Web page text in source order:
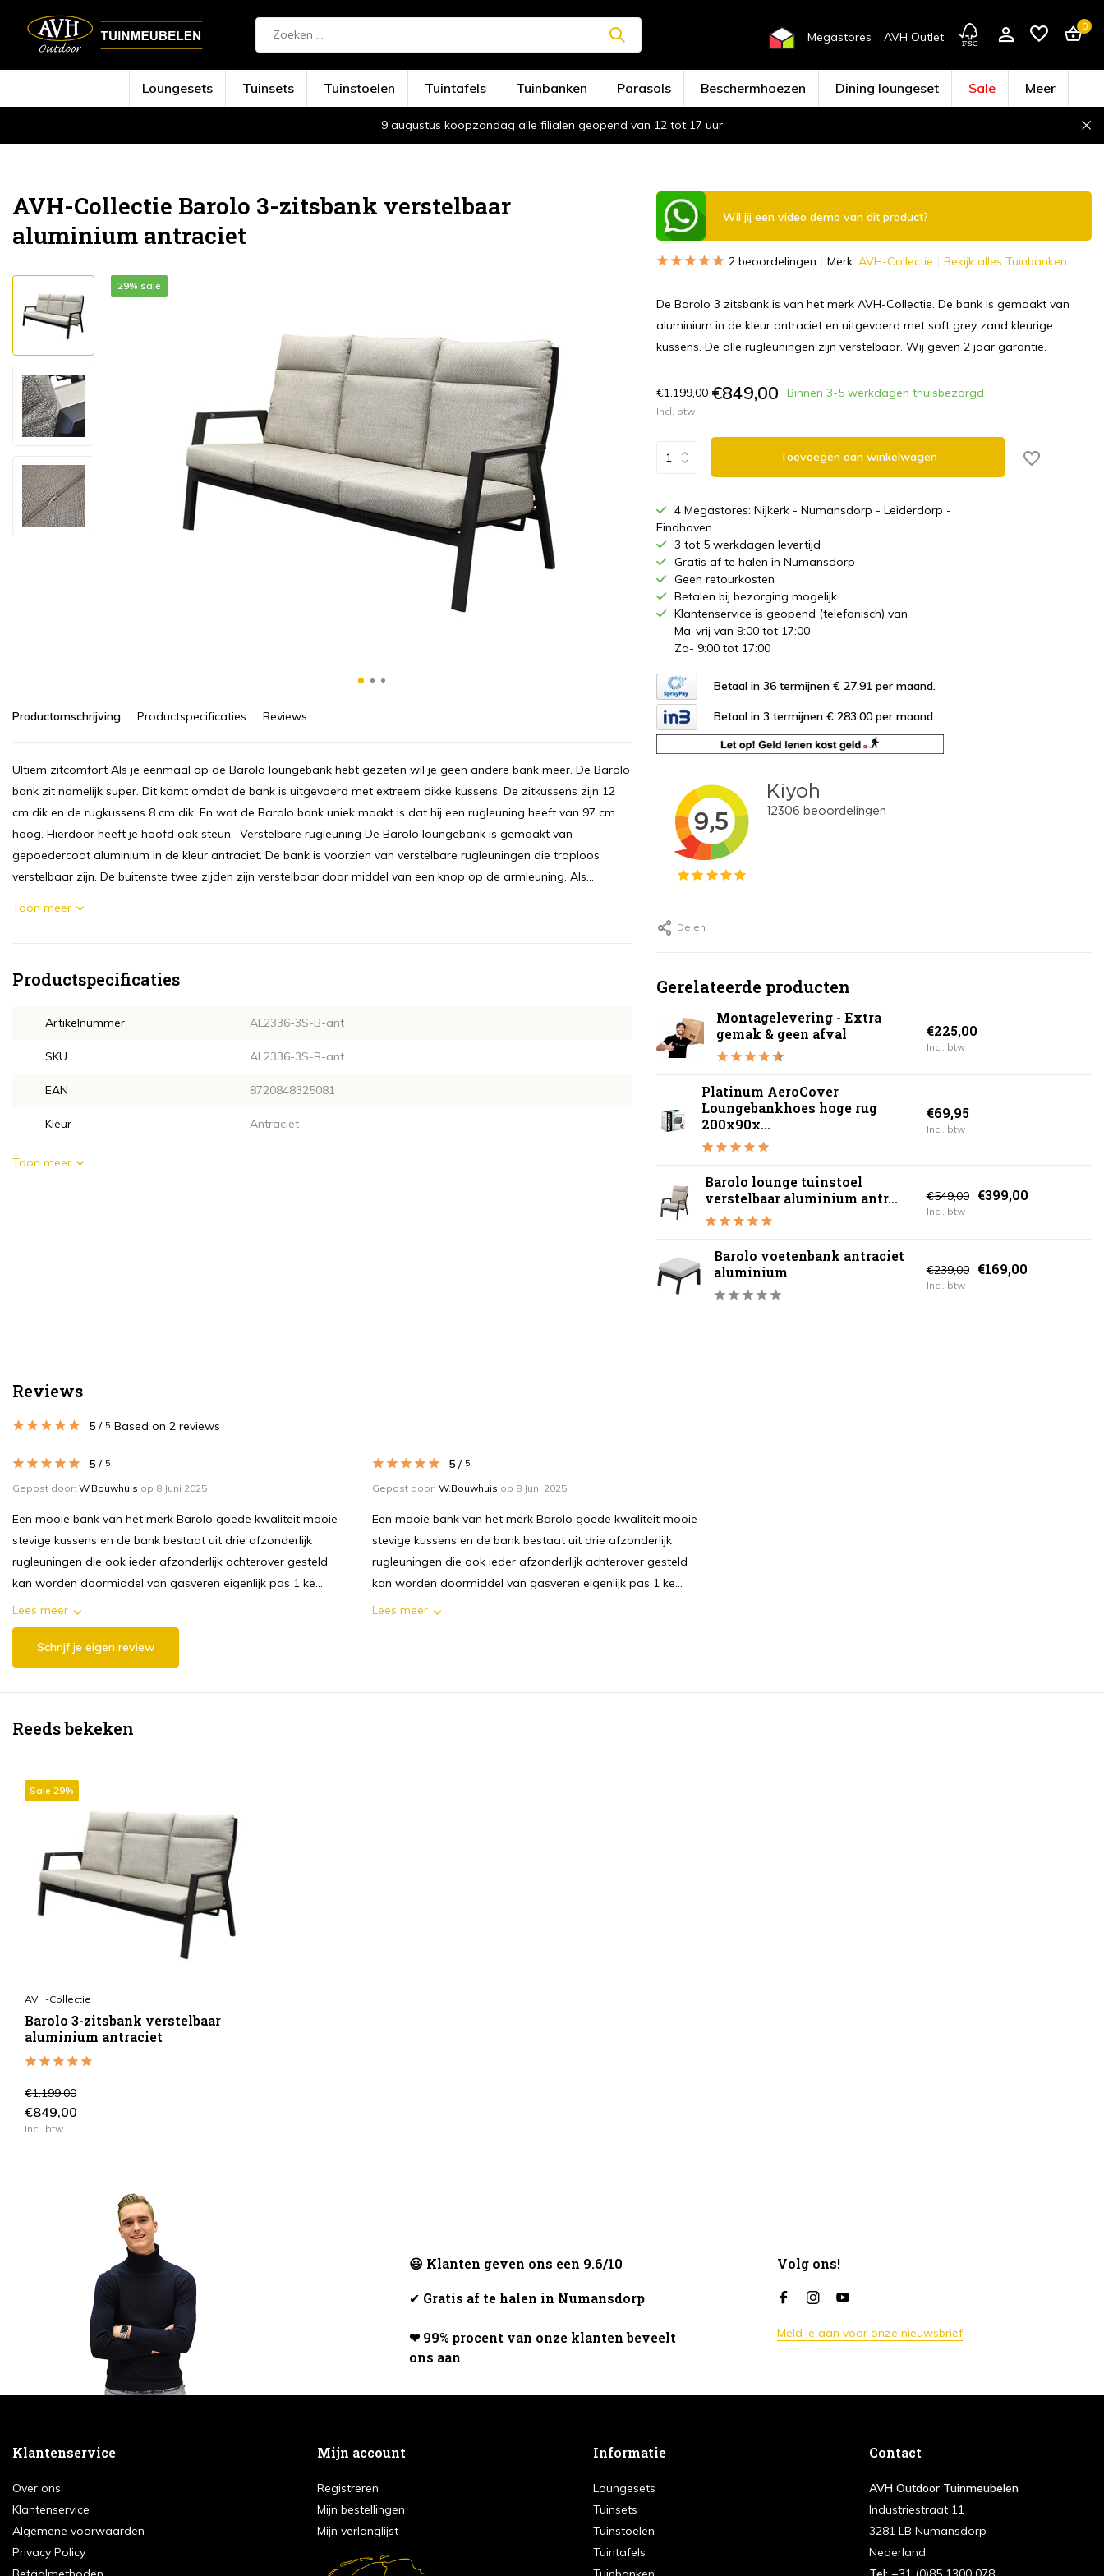
Megastores AVH Outlet
0
Loungesets Tuinsets Tuinstoelen Tuintafels Tuinbanken Parasols Beschermhoezen Dining loungeset Sale Meer
9 augustus koopzondag alle filialen geopend van 12 tot 17 uur
AVH-Collectie Barolo 3-zitsbank verstelbaar
aluminium antraciet
29% sale
Productomschrijving Productspecificaties Reviews
Ultiem zitcomfort Als je eenmaal op de Barolo loungebank hebt gezeten wil je geen andere bank meer. De Barolo
bank zit namelijk super. Dit komt omdat de bank is uitgevoerd met extreem dikke kussens. De zitkussens zijn 12
cm dik en de rugkussens 8 cm dik. En wat de Barolo bank uniek maakt is dat hij een rugleuning heeft van 97 cm
hoog. Hierdoor heeft je hoofd ook steun. Verstelbare rugleuning De Barolo loungebank is gemaakt van
gepoedercoat aluminium in de kleur antraciet. De bank is voorzien van verstelbare rugleuningen die traploos
verstelbaar zijn. De buitenste twee zijden zijn verstelbaar door middel van een knop op de armleuning. Als...
Toon meer
Productspecificaties
Artikelnummer AL2336-3S-B-ant
SKU AL2336-3S-B-ant
EAN 8720848325081
Kleur Antraciet
Toon meer
Wil jij een video demo van dit product?
2 beoordelingen Merk: AVH-Collectie Bekijk alles Tuinbanken
De Barolo 3 zitsbank is van het merk AVH-Collectie. De bank is gemaakt van
aluminium in de kleur antraciet en uitgevoerd met soft grey zand kleurige
kussens. De alle rugleuningen zijn verstelbaar. Wij geven 2 jaar garantie.
€1.199,00 €849,00 Binnen 3-5 werkdagen thuisbezorgd
Incl. btw
Toevoegen aan winkelwagen
4 Megastores: Nijkerk - Numansdorp - Leiderdorp -
Eindhoven
3 tot 5 werkdagen levertijd
Gratis af te halen in Numansdorp
Geen retourkosten
Betalen bij bezorging mogelijk
Klantenservice is geopend (telefonisch) van
Ma-vrij van 9:00 tot 17:00
Za- 9:00 tot 17:00
Betaal in 36 termijnen € 27,91 per maand.
Betaal in 3 termijnen € 283,00 per maand.
Delen
Gerelateerde producten
Montagelevering - Extra
gemak & geen afval
€225,00
Incl. btw
Platinum AeroCover
Loungebankhoes hoge rug
200x90x...
€69,95
Incl. btw
Barolo lounge tuinstoel
verstelbaar aluminium antr...
€549,00 €399,00
Incl. btw
Barolo voetenbank antraciet
aluminium
€239,00 €169,00
Incl. btw
Reviews
5 / 5 Based on 2 reviews
5 / 5
Gepost door: W.Bouwhuis op 8 Juni 2025
Een mooie bank van het merk Barolo goede kwaliteit mooie
stevige kussens en de bank bestaat uit drie afzonderlijk
rugleuningen die ook ieder afzonderlijk achterover gesteld
kan worden doormiddel van gasveren eigenlijk pas 1 ke...
Lees meer
5 / 5
Gepost door: W.Bouwhuis op 8 Juni 2025
Een mooie bank van het merk Barolo goede kwaliteit mooie
stevige kussens en de bank bestaat uit drie afzonderlijk
rugleuningen die ook ieder afzonderlijk achterover gesteld
kan worden doormiddel van gasveren eigenlijk pas 1 ke...
Lees meer
Schrijf je eigen review
Reeds bekeken
Sale 29%
AVH-Collectie
Barolo 3-zitsbank verstelbaar
aluminium antraciet
€1.199,00
€849,00
Incl. btw
😃 Klanten geven ons een 9.6/10
✔ Gratis af te halen in Numansdorp
❤ 99% procent van onze klanten beveelt
ons aan
Volg ons!
Meld je aan voor onze nieuwsbrief
Klantenservice
Over ons
Klantenservice
Algemene voorwaarden
Privacy Policy
Mijn account
Registreren
Mijn bestellingen
Mijn verlanglijst
Informatie
Loungesets
Tuinsets
Tuinstoelen
Tuintafels
Contact
AVH Outdoor Tuinmeubelen
Industriestraat 11
3281 LB Numansdorp
Nederland